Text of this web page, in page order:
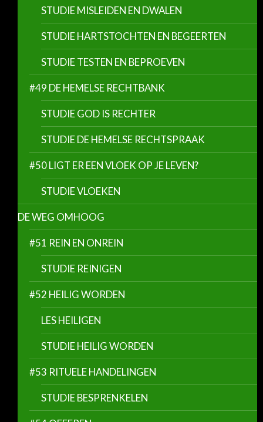
STUDIE MISLEIDEN EN DWALEN
STUDIE HARTSTOCHTEN EN BEGEERTEN
STUDIE TESTEN EN BEPROEVEN
#49 DE HEMELSE RECHTBANK
STUDIE GOD IS RECHTER
STUDIE DE HEMELSE RECHTSPRAAK
#50 LIGT ER EEN VLOEK OP JE LEVEN?
STUDIE VLOEKEN
DE WEG OMHOOG
#51 REIN EN ONREIN
STUDIE REINIGEN
#52 HEILIG WORDEN
LES HEILIGEN
STUDIE HEILIG WORDEN
#53 RITUELE HANDELINGEN
STUDIE BESPRENKELEN